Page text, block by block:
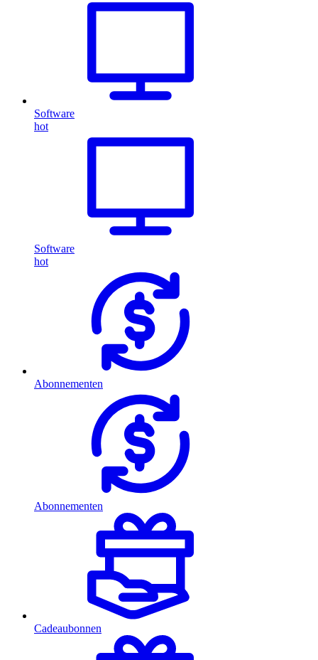
Software
hot
Software
hot
Abonnementen
Abonnementen
Cadeaubonnen